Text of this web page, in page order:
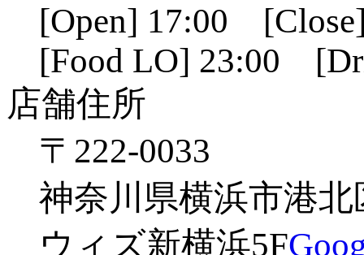
[Open] 17:00
[Food LO] 23:00
店舗住所
〒222-0033
神奈川県横浜市港北
ウィズ新横浜5F